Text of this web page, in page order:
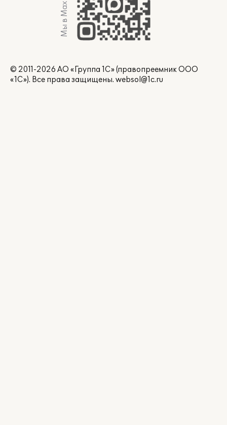
Мы в Max
© 2011-2026 АО «Группа 1С» (правопреемник ООО
«1С»). Все права защищены. websol@1c.ru